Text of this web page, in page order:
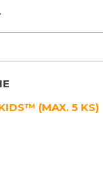
(MAX. 5 KS)